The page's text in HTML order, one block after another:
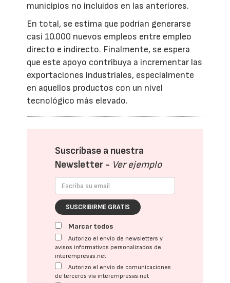
municipios no incluidos en las anteriores.
En total, se estima que podrían generarse
casi 10.000 nuevos empleos entre empleo
directo e indirecto. Finalmente, se espera
que este apoyo contribuya a incrementar las
exportaciones industriales, especialmente
en aquellos productos con un nivel
tecnológico más elevado.
Suscríbase a nuestra
Newsletter - Ver ejemplo
SUSCRIBIRME GRATIS
Marcar todos
Autorizo el envío de newsletters y
avisos informativos personalizados de
interempresas.net
Autorizo el envío de comunicaciones
de terceros vía interempresas.net